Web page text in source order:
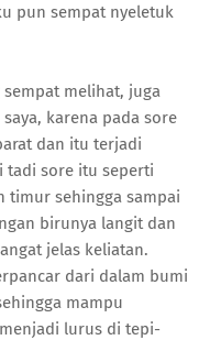
pun sempat nyeletuk
melihat, juga
karena pada sore
dan itu terjadi
tadi sore itu seperti
timur sehingga sampai
birunya langit dan
jelas keliatan.
dari dalam bumi
mampu
lurus di tepi-